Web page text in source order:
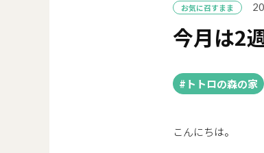
お気に召すまま
今月は2
#トトロの森の家
こんにちは。